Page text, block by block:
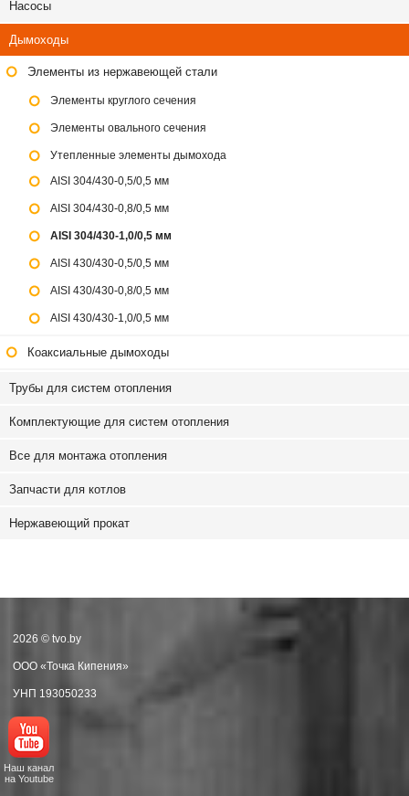
Насосы
Дымоходы
Элементы из нержавеющей стали
Элементы круглого сечения
Элементы овального сечения
Утепленные элементы дымохода
AISI 304/430-0,5/0,5 мм
AISI 304/430-0,8/0,5 мм
AISI 304/430-1,0/0,5 мм
AISI 430/430-0,5/0,5 мм
AISI 430/430-0,8/0,5 мм
AISI 430/430-1,0/0,5 мм
Коаксиальные дымоходы
Трубы для систем отопления
Комплектующие для систем отопления
Все для монтажа отопления
Запчасти для котлов
Нержавеющий прокат
2026 © tvo.by
ООО «Точка Кипения»
УНП 193050233
Наш канал
на Youtube